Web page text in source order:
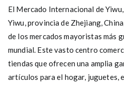
El Mercado Internacional de
Yiwu, provincia de Zhejiang,
de los mercados mayoristas más
mundial. Este vasto centro
tiendas que ofrecen una amplia
artículos para el hogar, juguetes,